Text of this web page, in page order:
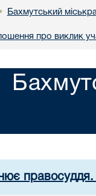
Бахмутський
про виклик